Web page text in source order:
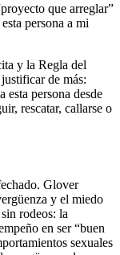
que arreglar”
persona a mi
y la Regla del
de más:
esta persona desde
rescatar, callarse o
Glover
y el miedo
rodeos: la
en ser “buen
sexuales